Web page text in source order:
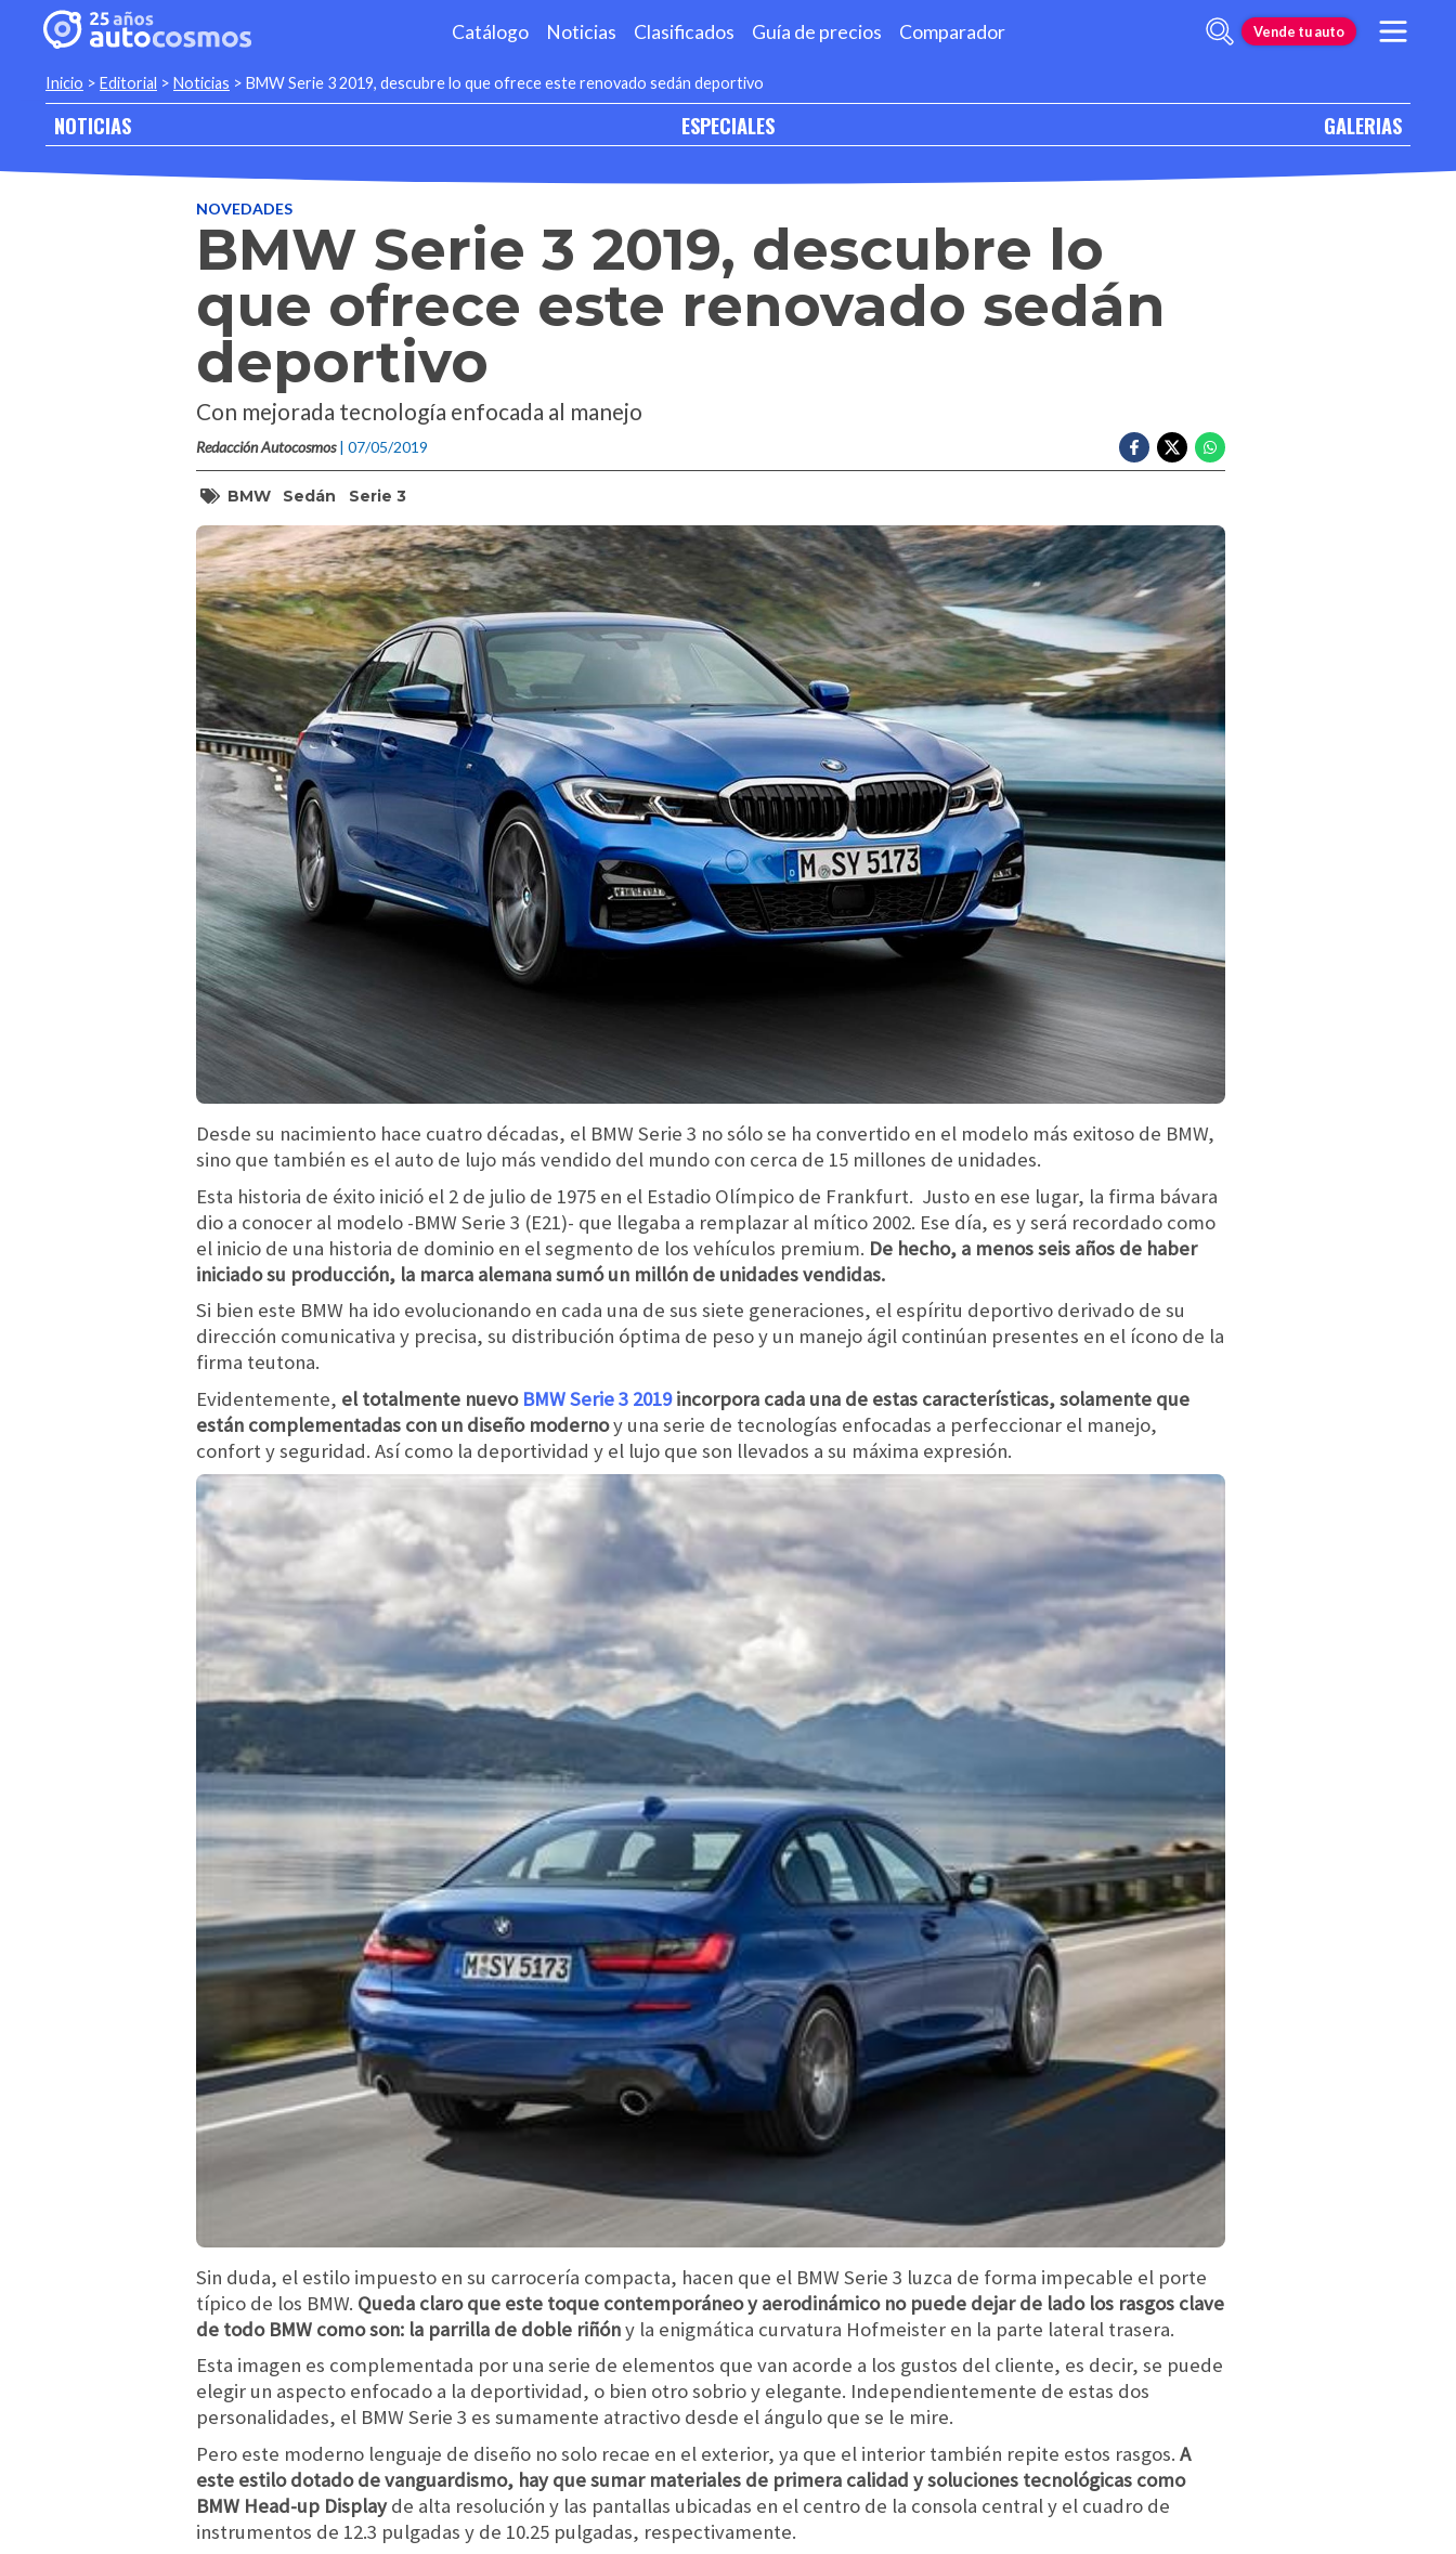
Catálogo Noticias Clasificados Guía de precios Comparador Vende tu auto
Inicio > Editorial > Noticias > BMW Serie 3 2019, descubre lo que ofrece este renovado sedán deportivo
NOTICIAS ESPECIALES GALERIAS
NOVEDADES
BMW Serie 3 2019, descubre lo
que ofrece este renovado sedán
deportivo
Con mejorada tecnología enfocada al manejo
Redacción Autocosmos | 07/05/2019
BMW Sedán Serie 3
Desde su nacimiento hace cuatro décadas, el BMW Serie 3 no sólo se ha convertido en el modelo más exitoso de BMW,
sino que también es el auto de lujo más vendido del mundo con cerca de 15 millones de unidades.
Esta historia de éxito inició el 2 de julio de 1975 en el Estadio Olímpico de Frankfurt. Justo en ese lugar, la firma bávara
dio a conocer al modelo -BMW Serie 3 (E21)- que llegaba a remplazar al mítico 2002. Ese día, es y será recordado como
el inicio de una historia de dominio en el segmento de los vehículos premium. De hecho, a menos seis años de haber
iniciado su producción, la marca alemana sumó un millón de unidades vendidas.
Si bien este BMW ha ido evolucionando en cada una de sus siete generaciones, el espíritu deportivo derivado de su
dirección comunicativa y precisa, su distribución óptima de peso y un manejo ágil continúan presentes en el ícono de la
firma teutona.
Evidentemente, el totalmente nuevoBMW Serie 3 2019incorpora cada una de estas características, solamente que
están complementadas con un diseño modernoy una serie de tecnologías enfocadas a perfeccionar el manejo,
confort y seguridad. Así como la deportividad y el lujo que son llevados a su máxima expresión.
Sin duda, el estilo impuesto en su carrocería compacta, hacen que el BMW Serie 3 luzca de forma impecable el porte
típico de los BMW. Queda claro que este toque contemporáneo y aerodinámico no puede dejar de lado los rasgos clave
de todo BMW como son: la parrilla de doble riñóny la enigmática curvatura Hofmeister en la parte lateral trasera.
Esta imagen es complementada por una serie de elementos que van acorde a los gustos del cliente, es decir, se puede
elegir un aspecto enfocado a la deportividad, o bien otro sobrio y elegante. Independientemente de estas dos
personalidades, el BMW Serie 3 es sumamente atractivo desde el ángulo que se le mire.
Pero este moderno lenguaje de diseño no solo recae en el exterior, ya que el interior también repite estos rasgos. A
este estilo dotado de vanguardismo, hay que sumar materiales de primera calidad y soluciones tecnológicas como
BMW Head-up Displayde alta resolución y las pantallas ubicadas en el centro de la consola central y el cuadro de
instrumentos de 12.3 pulgadas y de 10.25 pulgadas, respectivamente.